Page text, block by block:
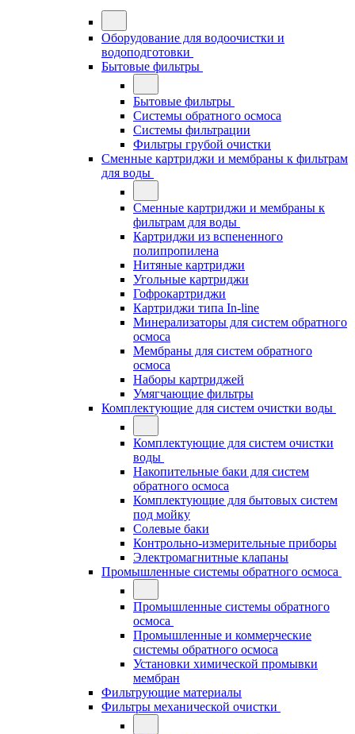
Оборудование для водоочистки и
водоподготовки
Бытовые фильтры
Бытовые фильтры
Системы обратного осмоса
Системы фильтрации
Фильтры грубой очистки
Сменные картриджи и мембраны к фильтрам
для воды
Сменные картриджи и мембраны к
фильтрам для воды
Картриджи из вспененного
полипропилена
Нитяные картриджи
Угольные картриджи
Гофрокартриджи
Картриджи типа In-line
Минерализаторы для систем обратного
осмоса
Мембраны для систем обратного
осмоса
Наборы картриджей
Умягчающие фильтры
Комплектующие для систем очистки воды
Комплектующие для систем очистки
воды
Накопительные баки для систем
обратного осмоса
Комплектующие для бытовых систем
под мойку
Солевые баки
Контрольно-измерительные приборы
Электромагнитные клапаны
Промышленные системы обратного осмоса
Промышленные системы обратного
осмоса
Промышленные и коммерческие
системы обратного осмоса
Установки химической промывки
мембран
Фильтрующие материалы
Фильтры механической очистки